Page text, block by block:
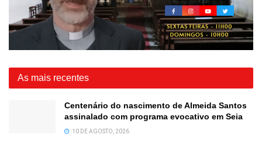
As mais recentes
Centenário do nascimento de Almeida Santos
assinalado com programa evocativo em Seia
10 DE AGOSTO, 2026